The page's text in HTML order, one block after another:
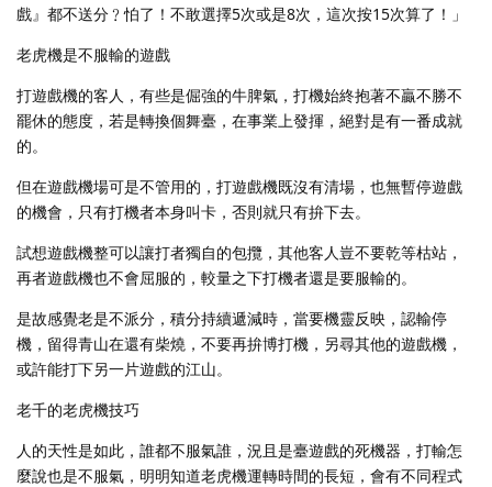
戲』都不送分﹖怕了！不敢選擇5次或是8次，這次按15次算了！」
老虎機是不服輸的遊戲
打遊戲機的客人，有些是倔強的牛脾氣，打機始終抱著不贏不勝不
罷休的態度，若是轉換個舞臺，在事業上發揮，絕對是有一番成就
的。
但在遊戲機場可是不管用的，打遊戲機既沒有清場，也無暫停遊戲
的機會，只有打機者本身叫卡，否則就只有拚下去。
試想遊戲機整可以讓打者獨自的包攬，其他客人豈不要乾等枯站，
再者遊戲機也不會屈服的，較量之下打機者還是要服輸的。
是故感覺老是不派分，積分持續遞減時，當要機靈反映，認輸停
機，留得青山在還有柴燒，不要再拚博打機，另尋其他的遊戲機，
或許能打下另一片遊戲的江山。
老千的老虎機技巧
人的天性是如此，誰都不服氣誰，況且是臺遊戲的死機器，打輸怎
麼說也是不服氣，明明知道老虎機運轉時間的長短，會有不同程式